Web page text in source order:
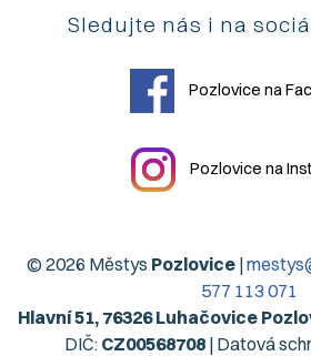
Sledujte nás i na
Pozlovice na
Pozlovice na
© 2026 Městys Pozlovice|
577 113 071
Hlavní 51, 76326 Luhačovice
DIČ: CZ00568708 | Datová